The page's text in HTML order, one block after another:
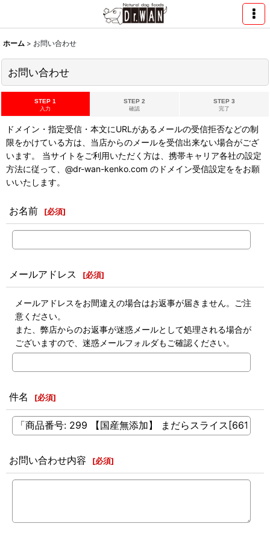
ホーム > お問い合わせ
お問い合わせ
STEP 1
入力
STEP 2
確認
STEP 3
完了
ドメイン・指定受信・本文にURLがあるメールの受信拒否などの制
限をかけている方は、当店からのメールを受信出来ない場合がござ
います。 当サイトをご利用いただく方は、携帯キャリア各社の設定
方法に従って、@dr-wan-kenko.com のドメイン受信設定ををお願
いいたします。
お名前 [必須]
メールアドレス [必須]
メールアドレスをお間違えの場合はお返事が届きません。ご注
意ください。
また、弊店からのお返事が迷惑メールとして処理される場合が
ございますので、迷惑メールフォルダもご確認ください。
件名 [必須]
お問い合わせ内容 [必須]